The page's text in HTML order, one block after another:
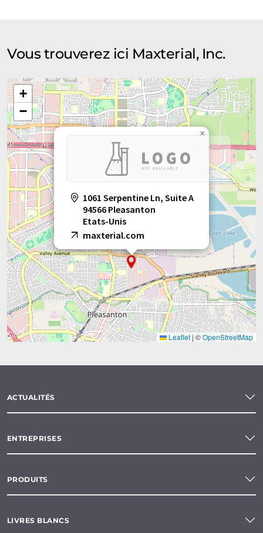
Vous trouverez ici Maxterial, Inc.
1061 Serpentine Ln, Suite A
94566 Pleasanton
Etats-Unis
maxterial.com
×
+
−
Leaflet |©OpenStreetMap
ACTUALITÉS
ENTREPRISES
PRODUITS
LIVRES BLANCS